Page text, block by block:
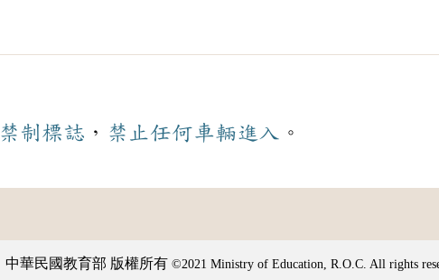
禁制標誌 ， 禁止任何車輛進入 。
中華民國教育部 版權所有 ©2021 Ministry of Education, R.O.C. All rights